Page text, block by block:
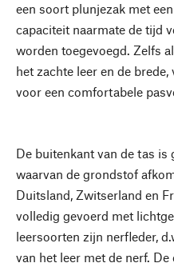
een soort plunjezak met
capaciteit naarmate de tijd
worden toegevoegd. Zelfs
het zachte leer en de
voor een comfortabele
De buitenkant van de tas is
waarvan de grondstof
Duitsland, Zwitserland en
volledig gevoerd met
leersoorten zijn nerfleder,
van het leer met de nerf.